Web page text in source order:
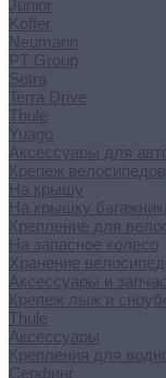
Junior
Koffer
Neumann
PT Group
Sotra
Terra Drive
Thule
Yuago
Аксессуары для
Крепеж велосипедов
На крышу
На крышку
Крепление для
На запасное колесо
Хранение
Аксессуары и
Крепеж лыж и
Thule
Аксессуары
Крепления для
Серфинг